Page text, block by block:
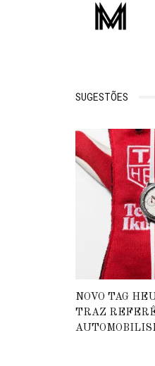
SUGESTÕES
NOVO TAG
TRAZ